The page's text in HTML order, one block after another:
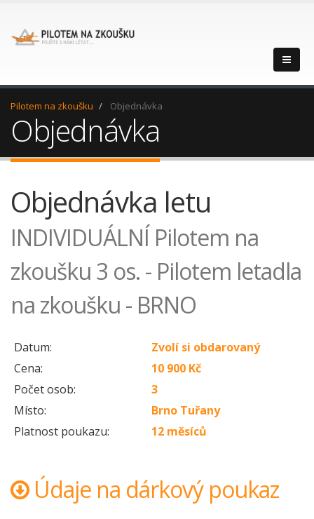
Pilotem na zkoušku Objednávka
Objednávka
Objednávka letu
INDIVIDUÁLNÍ Pilotem na
zkoušku 3 os. - Pilotem letadla
na zkoušku - BRNO
Datum:
Zvolí si obdarovaný
Cena:
10 900 Kč
Počet osob:
3
Místo:
Brno Tuřany
Platnost poukazu:
12 měsíců
Údaje na dárkový poukaz